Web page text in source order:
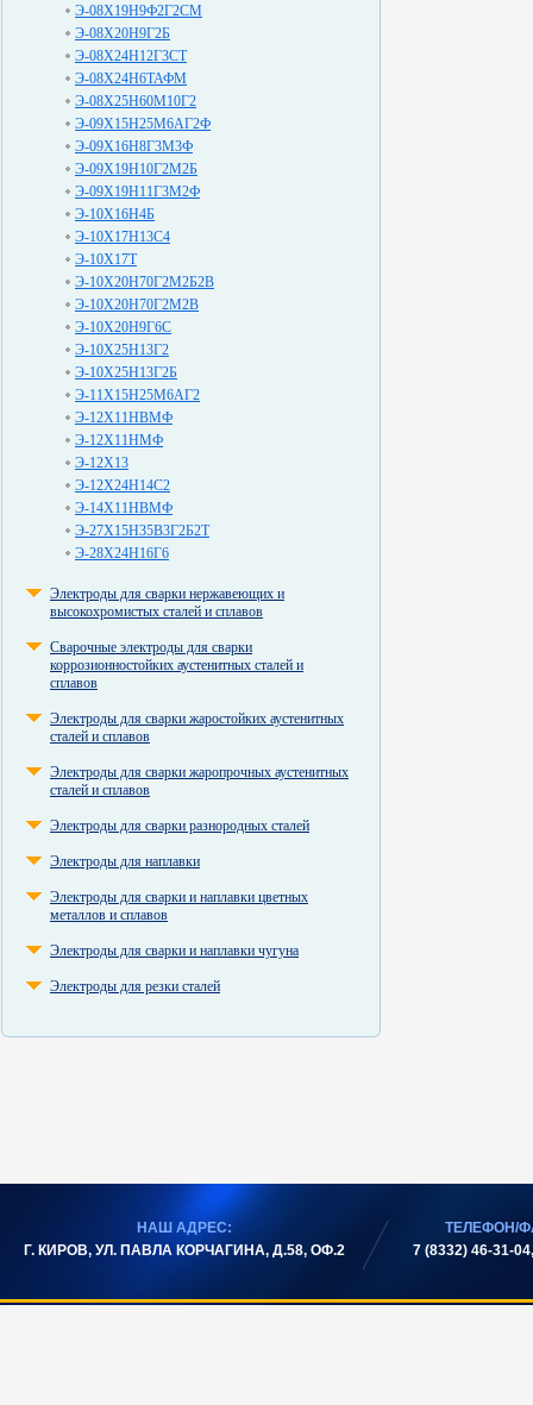
Э-08Х19Н9Ф2Г2СМ
Э-08Х20Н9Г2Б
Э-08Х24Н12Г3СТ
Э-08Х24Н6ТАФМ
Э-08Х25Н60М10Г2
Э-09Х15Н25М6АГ2Ф
Э-09Х16Н8Г3М3Ф
Э-09Х19Н10Г2М2Б
Э-09Х19Н11Г3М2Ф
Э-10Х16Н4Б
Э-10Х17Н13С4
Э-10Х17Т
Э-10Х20Н70Г2М2Б2В
Э-10Х20Н70Г2М2В
Э-10Х20Н9Г6С
Э-10Х25Н13Г2
Э-10Х25Н13Г2Б
Э-11Х15Н25М6АГ2
Э-12Х11НВМФ
Э-12Х11НМФ
Э-12Х13
Э-12Х24Н14С2
Э-14Х11НВМФ
Э-27Х15Н35В3Г2Б2Т
Э-28Х24Н16Г6
Электроды для сварки нержавеющих и
высокохромистых сталей и сплавов
Сварочные электроды для сварки
коррозионностойких аустенитных сталей и
сплавов
Электроды для сварки жаростойких аустенитных
сталей и сплавов
Электроды для сварки жаропрочных аустенитных
сталей и сплавов
Электроды для сварки разнородных сталей
Электроды для наплавки
Электроды для сварки и наплавки цветных
металлов и сплавов
Электроды для сварки и наплавки чугуна
Электроды для резки сталей
НАШ АДРЕС:
Г. КИРОВ, УЛ. ПАВЛА КОРЧАГИНА, Д.58, ОФ.2
ТЕЛЕФОН/
7 (8332) 46-31-